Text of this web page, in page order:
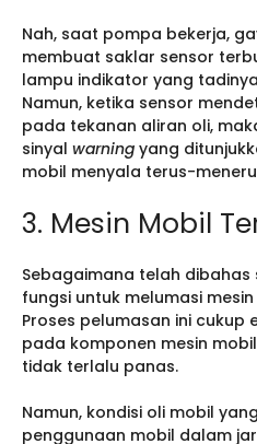
Nah, saat pompa bekerja,
membuat saklar sensor
lampu indikator yang
Namun, ketika sensor
pada tekanan aliran oli,
sinyal warning yang
mobil menyala terus-
3. Mesin Mobil
Sebagaimana telah dibahas
fungsi untuk melumasi
Proses pelumasan ini cukup
pada komponen mesin
tidak terlalu panas.
Namun, kondisi oli mobil
penggunaan mobil dalam